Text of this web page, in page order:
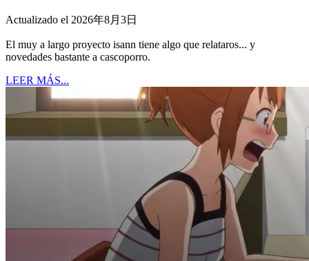
Actualizado el 2026年8月3日
El muy a largo proyecto isann tiene algo que relataros... y
novedades bastante a cascoporro.
LEER MÁS...